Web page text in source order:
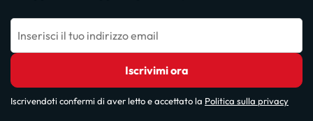
Inserisci il tuo indirizzo email
Iscrivimi ora
Iscrivendoti confermi di aver letto e accettato la Politica sulla privacy